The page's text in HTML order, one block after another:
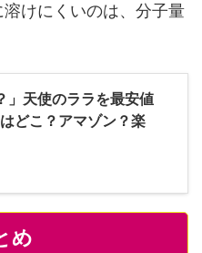
けにくいのは、分子量
」天使のララを最安値
どこ？アマゾン？楽
め